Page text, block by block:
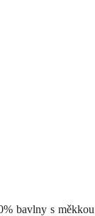
bavlny s